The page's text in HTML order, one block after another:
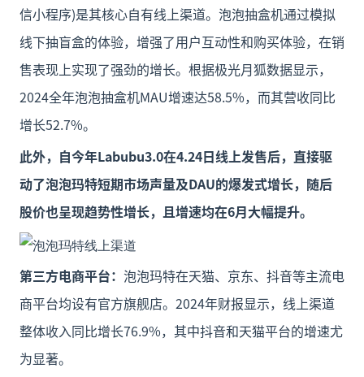
信小程序)是其核心自有线上渠道。泡泡抽盒机通过模拟
线下抽盲盒的体验，增强了用户互动性和购买体验，在销
售表现上实现了强劲的增长。根据极光月狐数据显示，
2024全年泡泡抽盒机MAU增速达58.5%，而其营收同比
增长52.7%。
此外，自今年Labubu3.0在4.24日线上发售后，直接驱
动了泡泡玛特短期市场声量及DAU的爆发式增长，随后
股价也呈现趋势性增长，且增速均在6月大幅提升。
第三方电商平台： 泡泡玛特在天猫、京东、抖音等主流电
商平台均设有官方旗舰店。2024年财报显示，线上渠道
整体收入同比增长76.9%，其中抖音和天猫平台的增速尤
为显著。